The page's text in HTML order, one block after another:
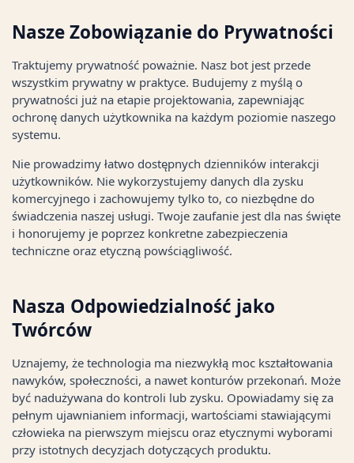
Nasze Zobowiązanie do Prywatności
Traktujemy prywatność poważnie. Nasz bot jest przede
wszystkim prywatny w praktyce. Budujemy z myślą o
prywatności już na etapie projektowania, zapewniając
ochronę danych użytkownika na każdym poziomie naszego
systemu.
Nie prowadzimy łatwo dostępnych dzienników interakcji
użytkowników. Nie wykorzystujemy danych dla zysku
komercyjnego i zachowujemy tylko to, co niezbędne do
świadczenia naszej usługi. Twoje zaufanie jest dla nas święte
i honorujemy je poprzez konkretne zabezpieczenia
techniczne oraz etyczną powściągliwość.
Nasza Odpowiedzialność jako
Twórców
Uznajemy, że technologia ma niezwykłą moc kształtowania
nawyków, społeczności, a nawet konturów przekonań. Może
być nadużywana do kontroli lub zysku. Opowiadamy się za
pełnym ujawnianiem informacji, wartościami stawiającymi
człowieka na pierwszym miejscu oraz etycznymi wyborami
przy istotnych decyzjach dotyczących produktu.